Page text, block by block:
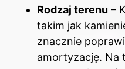
Rodzaj terenu –
takim jak
znacznie
amortyzację. Na